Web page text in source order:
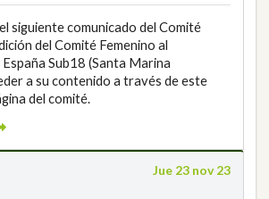
siguiente comunicado del Comité
del Comité Femenino al
Sub18 (Santa Marina
a su contenido a través de este
del comité.
Jue 23 nov 23